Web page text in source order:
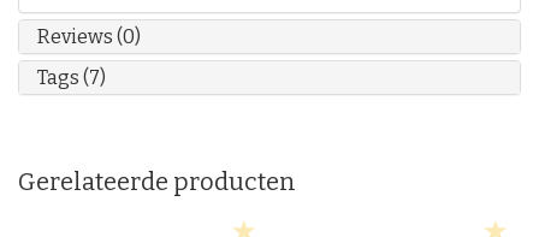
Reviews (0)
Tags (7)
Gerelateerde producten